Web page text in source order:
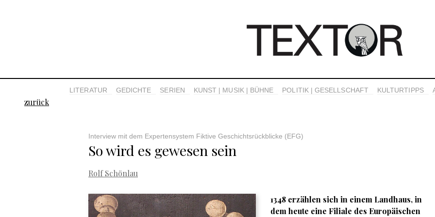
LITERATUR GEDICHTE SERIEN KUNST | MUSIK | BÜHNE POLITIK | GESELLSCHAFT KULTURTIPPS
zurück
Interview mit dem Expertensystem Fiktive Geschichtsrückblicke (EFG)
So wird es gewesen sein
Rolf Schönlau
1348 erzählen sich in einem Landhaus, in
dem heute eine Filiale des Europäischen